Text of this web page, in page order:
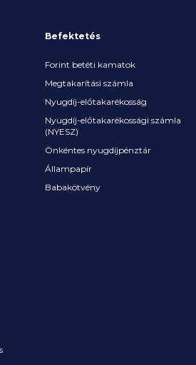
Befektetés
Forint betéti kamatok
Megtakarítási számla
Nyugdíj-előtakarékosság
Nyugdíj-előtakarékossági számla
(NYESZ)
Önkéntes nyugdíjpénztár
Állampapír
Babakötvény